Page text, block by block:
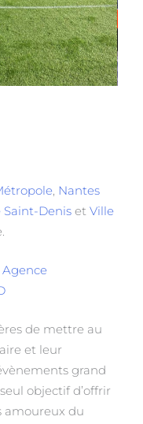
Nantes
Saint-Denis etVille
Agence
de mettre au
et leur
grand
objectif d’offrir
amoureux du